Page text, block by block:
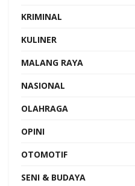
KRIMINAL
KULINER
MALANG RAYA
NASIONAL
OLAHRAGA
OPINI
OTOMOTIF
SENI & BUDAYA